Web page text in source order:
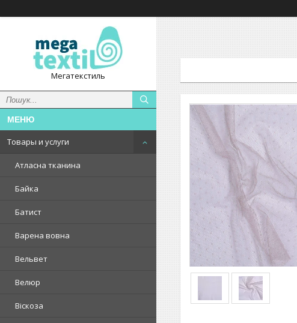
Мегатекстиль
Товары и услуги
Атласна тканина
Байка
Батист
Варена вовна
Вельвет
Велюр
Віскоза